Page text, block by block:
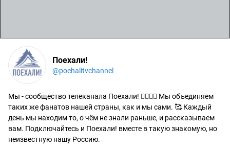
Поехали!
@poehalitvchannel
Мы - сообщество телеканала Поехали! 🙋‍♂️🙋‍♀️ Мы объединяем
таких же фанатов нашей страны, как и мы сами. 🥰 Каждый
день мы находим то, о чём не знали раньше, и рассказываем
вам. Подключайтесь и Поехали! вместе в такую знакомую, но
неизвестную нашу Россию.